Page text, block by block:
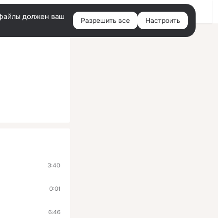
Войти
должен ваш
Разрешить все Настроить
3:40
0:01
6:46